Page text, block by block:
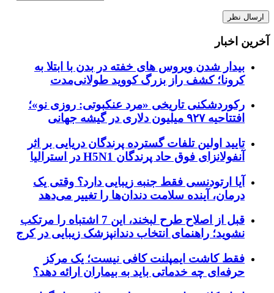
آخرین اخبار
بیدار شدن ویروس‌ های خفته در بدن با ابتلا به
کرونا؛ کشف راز بزرگ کووید طولانی‌مدت
رکوردشکنی تاریخی «مرد عنکبوتی: روزی نو»؛
افتتاحیه ۹۲۷ میلیون دلاری در گیشه جهانی
تایید اولین تلفات گسترده پرندگان دریایی بر اثر
آنفولانزای فوق حاد پرندگان H5N1 در استرالیا
آیا ارتودنسی فقط جنبه زیبایی دارد؟ وقتی یک
درمان، آینده سلامت دندان‌ها را تغییر می‌دهد
قبل از اصلاح طرح لبخند، این 7 اشتباه را مرتکب
نشوید؛ راهنمای انتخاب دندانپزشک زیبایی در کرج
فقط کاشت ایمپلنت کافی نیست؛ یک مرکز
حرفه‌ای چه خدماتی باید به بیماران ارائه دهد؟